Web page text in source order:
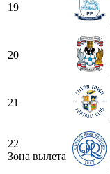
19
20
21
22
Зона вылета